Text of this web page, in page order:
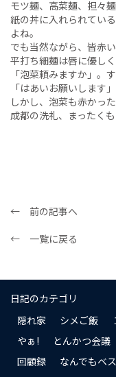
モツ麺、高菜麺、担々
紙の丼に入れられてい
よね。
でも当然ながら、皆赤い
平打ち細麺は唇に優し
「泡菜頼みますか」。
「はあいお願いします
しかし、泡菜も赤かった
成都の洗礼、まったくも
← 前の記事へ
← 一覧に戻る
日記のカテゴリ
隠れ家
シメご飯
やぁ!
とんかつ会議
回顧録
なんでもベ